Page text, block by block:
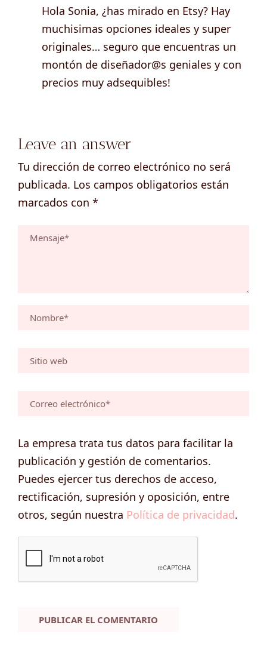
Hola Sonia, ¿has mirado en Etsy? Hay
muchisimas opciones ideales y super
originales… seguro que encuentras un
montón de diseñador@s geniales y con
precios muy adsequibles!
Leave an answer
Tu dirección de correo electrónico no será
publicada. Los campos obligatorios están
marcados con *
La empresa trata tus datos para facilitar la
publicación y gestión de comentarios.
Puedes ejercer tus derechos de acceso,
rectificación, supresión y oposición, entre
otros, según nuestra Política de privacidad.